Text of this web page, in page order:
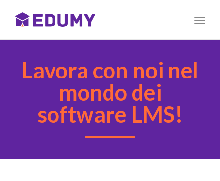
Lavora con noi nel
mondo dei
software LMS!